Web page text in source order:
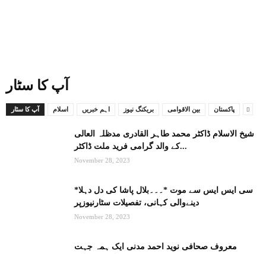
آپ کا سٹار
آپ کا سٹار اسلام اہم خبریں بریکنگ نیوز بین الاقوامی پاکستان
شیخ الاسلام ڈاکٹر محمد طاہر القادری مدظلہ العالی
کے والد گرامی فرید ملت ڈاکٹر...
November 28, 2023
*سی ایس ایس سے موت *۔۔۔بلال پاشا کی دل دہلا
دینےوالی کہانی، تفصیلات سٹارنیوزپر
November 28, 2023
معروف صحافی نوید احمد مدنی ایک ہمہ جہت